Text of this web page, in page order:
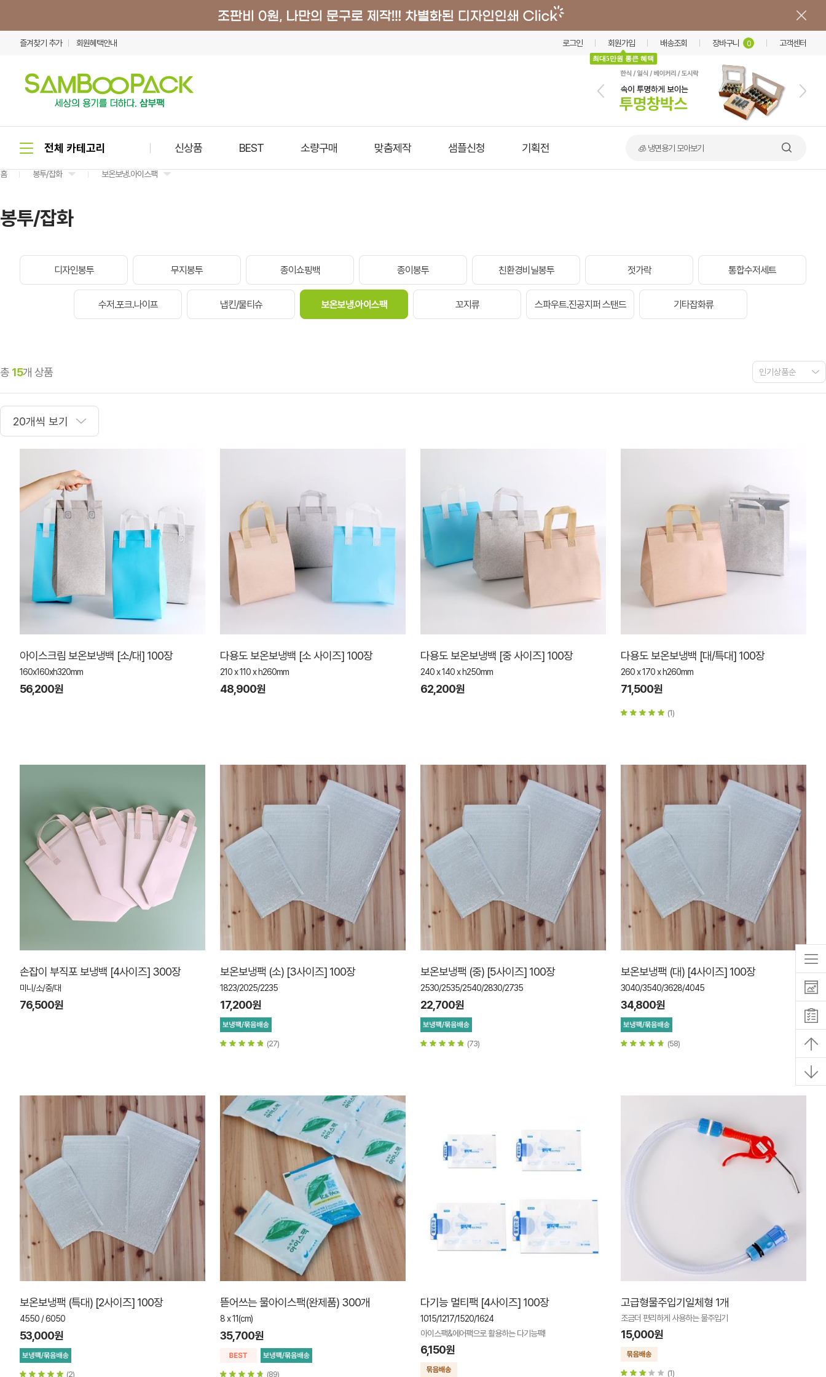
즐겨찾기 추가 회원혜택안내 로그인 회원가입
최대5만원 통큰 혜택
배송조회 장바구니 0 고객센터
신상품 BEST 소량구매 맞춤제작 샘플신청 기획전 🧊 냉면용기 모아보기
홈 봉투/잡화 보온보냉.아이스팩
봉투/잡화
디자인봉투 무지봉투 종이쇼핑백 종이봉투 친환경비닐봉투 젓가락 통합수저세트
수저.포크.나이프 냅킨/물티슈 보온보냉.아이스팩 꼬지류 스파우트.진공지퍼 스탠드 기타잡화류
총 15개 상품
아이스크림 보온보냉백 [소/대] 100장
160x160xh320mm
56,200원
다용도 보온보냉백 [소 사이즈] 100장
210 x 110 x h260mm
48,900원
다용도 보온보냉백 [중 사이즈] 100장
240 x 140 x h250mm
62,200원
다용도 보온보냉백 [대/특대] 100장
260 x 170 x h260mm
71,500원
(1)
손잡이 부직포 보냉백 [4사이즈] 300장
미니/소/중/대
76,500원
보온보냉팩 (소) [3사이즈] 100장
1823/2025/2235
17,200원
(27)
보온보냉팩 (중) [5사이즈] 100장
2530/2535/2540/2830/2735
22,700원
(73)
보온보냉팩 (대) [4사이즈] 100장
3040/3540/3628/4045
34,800원
(58)
보온보냉팩 (특대) [2사이즈] 100장
4550 / 6050
53,000원
(2)
뜯어쓰는 물아이스팩(완제품) 300개
8 x 11(cm)
35,700원
(89)
다기능 멀티팩 [4사이즈] 100장
1015/1217/1520/1624
아이스팩&에어팩으로 활용하는 다기능팩!
6,150원
고급형물주입기일체형 1개
조금더 편리하게 사용하는 물주입기
15,000원
(1)